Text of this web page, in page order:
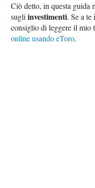
Ciò detto, in questa guida
sugliinvestimenti. Se a
consiglio di leggere il mio
online usando eToro.